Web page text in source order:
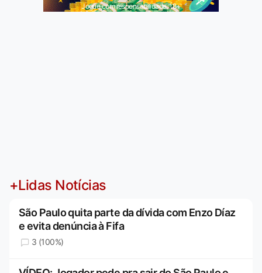
Jogue com responsabilidade. 18+
+Lidas Notícias
São Paulo quita parte da dívida com Enzo Díaz
e evita denúncia à Fifa
3 (100%)